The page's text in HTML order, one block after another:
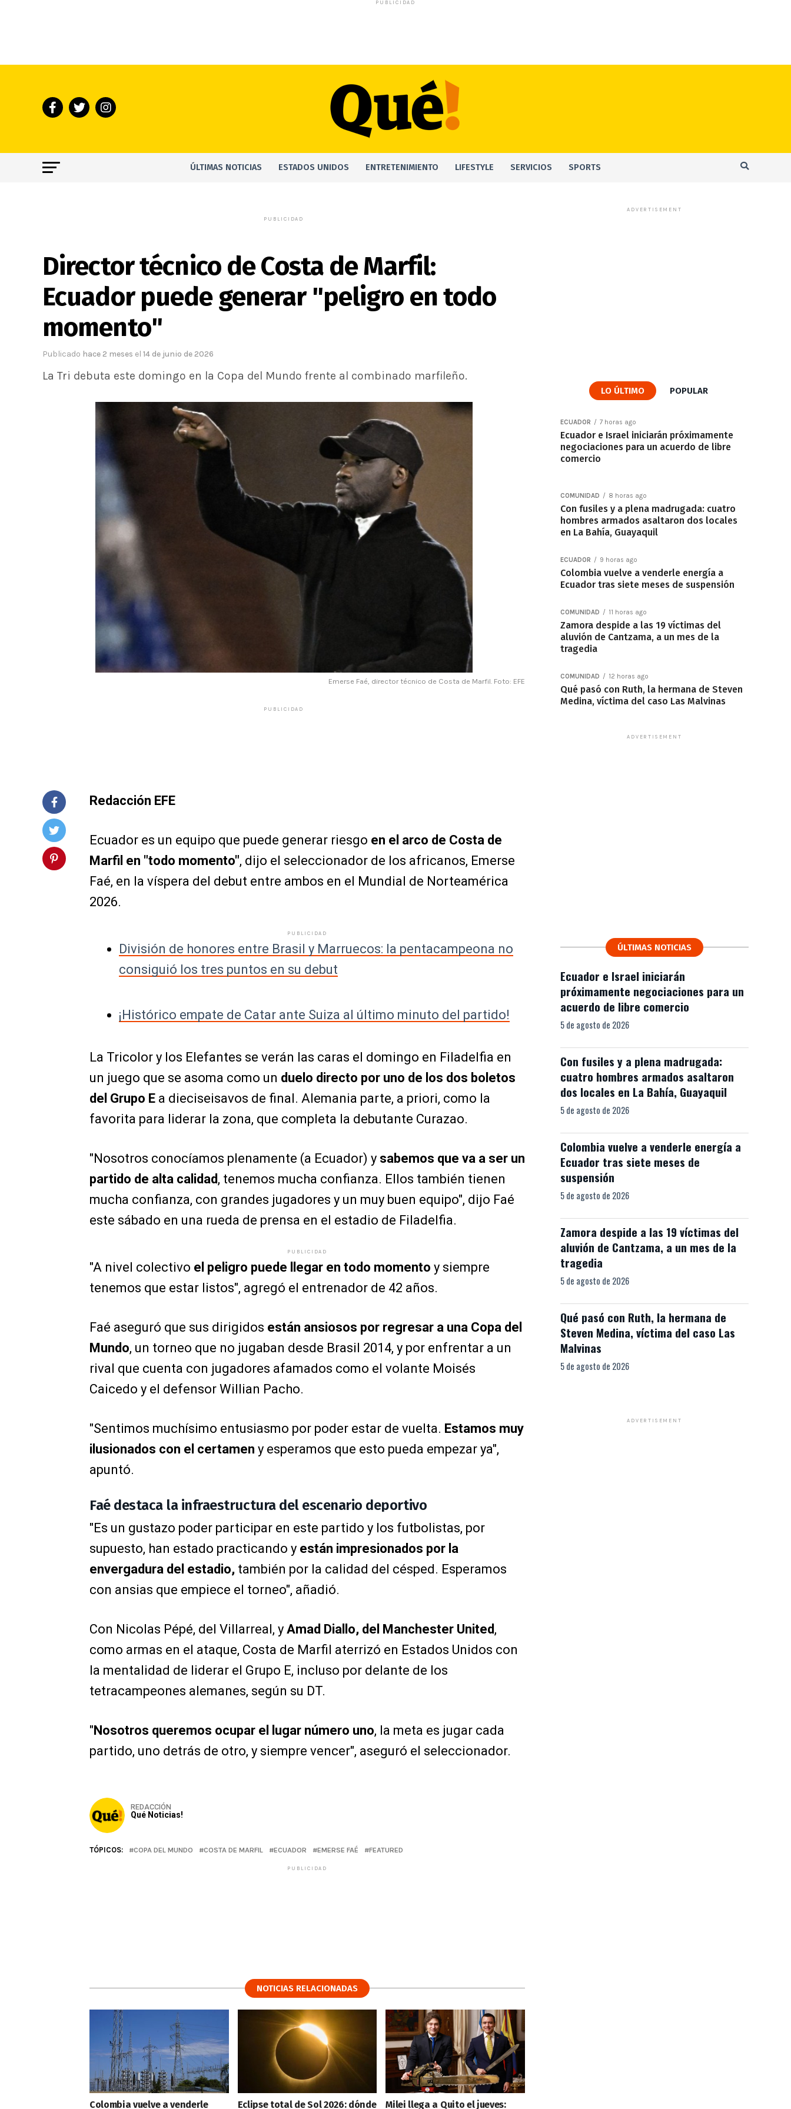
PUBLICIDAD
ÚLTIMAS NOTICIAS ESTADOS UNIDOS ENTRETENIMIENTO LIFESTYLE SERVICIOS SPORTS
PUBLICIDAD
Director técnico de Costa de Marfil:
Ecuador puede generar "peligro en todo
momento"
Publicado hace 2 meses el 14 de junio de 2026
La Tri debuta este domingo en la Copa del Mundo frente al combinado marfileño.
Emerse Faé, director técnico de Costa de Marfil. Foto: EFE
PUBLICIDAD
Redacción EFE
Ecuador es un equipo que puede generar riesgo en el arco de Costa de
Marfil en "todo momento", dijo el seleccionador de los africanos, Emerse
Faé, en la víspera del debut entre ambos en el Mundial de Norteamérica
2026.
PUBLICIDAD
División de honores entre Brasil y Marruecos: la pentacampeona no
consiguió los tres puntos en su debut
¡Histórico empate de Catar ante Suiza al último minuto del partido!
La Tricolor y los Elefantes se verán las caras el domingo en Filadelfia en
un juego que se asoma como un duelo directo por uno de los dos boletos
del Grupo E a dieciseisavos de final. Alemania parte, a priori, como la
favorita para liderar la zona, que completa la debutante Curazao.
"Nosotros conocíamos plenamente (a Ecuador) y sabemos que va a ser un
partido de alta calidad, tenemos mucha confianza. Ellos también tienen
mucha confianza, con grandes jugadores y un muy buen equipo", dijo Faé
este sábado en una rueda de prensa en el estadio de Filadelfia.
PUBLICIDAD
"A nivel colectivo el peligro puede llegar en todo momento y siempre
tenemos que estar listos", agregó el entrenador de 42 años.
Faé aseguró que sus dirigidos están ansiosos por regresar a una Copa del
Mundo, un torneo que no jugaban desde Brasil 2014, y por enfrentar a un
rival que cuenta con jugadores afamados como el volante Moisés
Caicedo y el defensor Willian Pacho.
"Sentimos muchísimo entusiasmo por poder estar de vuelta. Estamos muy
ilusionados con el certamen y esperamos que esto pueda empezar ya",
apuntó.
Faé destaca la infraestructura del escenario deportivo
"Es un gustazo poder participar en este partido y los futbolistas, por
supuesto, han estado practicando y están impresionados por la
envergadura del estadio, también por la calidad del césped. Esperamos
con ansias que empiece el torneo", añadió.
Con Nicolas Pépé, del Villarreal, y Amad Diallo, del Manchester United,
como armas en el ataque, Costa de Marfil aterrizó en Estados Unidos con
la mentalidad de liderar el Grupo E, incluso por delante de los
tetracampeones alemanes, según su DT.
"Nosotros queremos ocupar el lugar número uno, la meta es jugar cada
partido, uno detrás de otro, y siempre vencer", aseguró el seleccionador.
REDACCIÓN
Qué Noticias!
TÓPICOS: COPA DEL MUNDO COSTA DE MARFIL ECUADOR EMERSE FAÉ FEATURED
PUBLICIDAD
NOTICIAS RELACIONADAS
Colombia vuelve a venderle Eclipse total de Sol 2026: dónde Milei llega a Quito el jueves:
ADVERTISEMENT
LO ÚLTIMO POPULAR
ECUADOR 7 horas ago
Ecuador e Israel iniciarán próximamente
negociaciones para un acuerdo de libre
comercio
COMUNIDAD 8 horas ago
Con fusiles y a plena madrugada: cuatro
hombres armados asaltaron dos locales
en La Bahía, Guayaquil
ECUADOR 9 horas ago
Colombia vuelve a venderle energía a
Ecuador tras siete meses de suspensión
COMUNIDAD 11 horas ago
Zamora despide a las 19 víctimas del
aluvión de Cantzama, a un mes de la
tragedia
COMUNIDAD 12 horas ago
Qué pasó con Ruth, la hermana de Steven
Medina, víctima del caso Las Malvinas
ADVERTISEMENT
ÚLTIMAS NOTICIAS
Ecuador e Israel iniciarán
próximamente negociaciones para un
acuerdo de libre comercio
5 de agosto de 2026
Con fusiles y a plena madrugada:
cuatro hombres armados asaltaron
dos locales en La Bahía, Guayaquil
5 de agosto de 2026
Colombia vuelve a venderle energía a
Ecuador tras siete meses de
suspensión
5 de agosto de 2026
Zamora despide a las 19 víctimas del
aluvión de Cantzama, a un mes de la
tragedia
5 de agosto de 2026
Qué pasó con Ruth, la hermana de
Steven Medina, víctima del caso Las
Malvinas
5 de agosto de 2026
ADVERTISEMENT